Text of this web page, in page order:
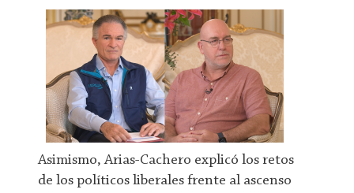
Asimismo, Arias-Cachero explicó los retos
de los políticos liberales frente al ascenso